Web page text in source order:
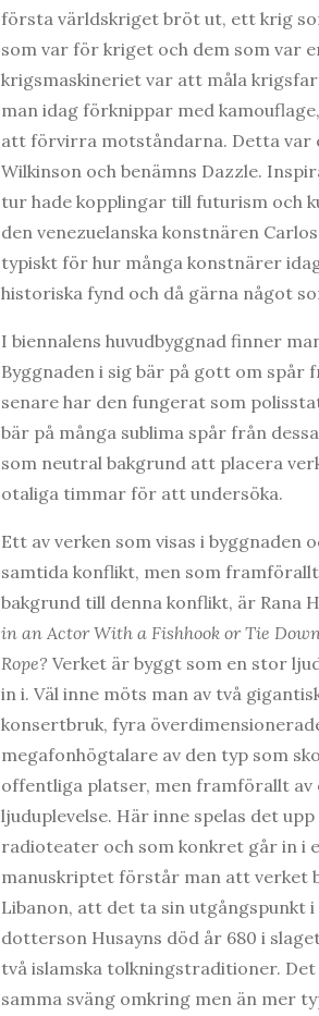
första världskriget bröt ut, ett krig
som var för kriget och dem som var
krigsmaskineriet var att måla
man idag förknippar med
att förvirra motståndarna. Detta var
Wilkinson och benämns Dazzle.
tur hade kopplingar till futurism och
den venezuelanska konstnären
typiskt för hur många konstnärer
historiska fynd och då gärna något
I biennalens huvudbyggnad finner
Byggnaden i sig bär på gott om spår
senare har den fungerat som
bär på många sublima spår från
som neutral bakgrund att placera
otaliga timmar för att undersöka.
Ett av verken som visas i byggnaden
samtida konflikt, men som
bakgrund till denna konflikt, är Rana
in an Actor With a Fishhook or Tie
Rope? Verket är byggt som en stor
in i. Väl inne möts man av två
konsertbruk, fyra
megafonhögtalare av den typ som
offentliga platser, men framförallt
ljuduplevelse. Här inne spelas det
radioteater och som konkret går in i
manuskriptet förstår man att verket
Libanon, att det ta sin utgångspunkt
dotterson Husayns död år 680 i
två islamska tolkningstraditioner.
samma sväng omkring men än mer